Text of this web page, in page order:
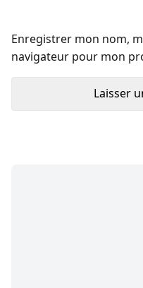
Enregistrer mon nom,
navigateur pour mon